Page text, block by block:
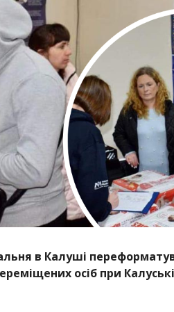
в Калуші
осіб при